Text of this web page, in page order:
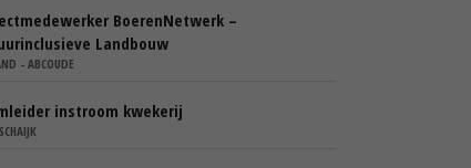
BoerenNetwerk –
Landbouw
- ABCOUDE
instroom kwekerij